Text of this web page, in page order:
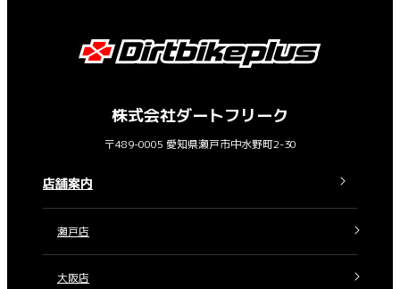
株式会社ダートフリーク
〒489-0005 愛知県瀬戸市中水野町2-30
店舗案内
瀬戸店
大阪店